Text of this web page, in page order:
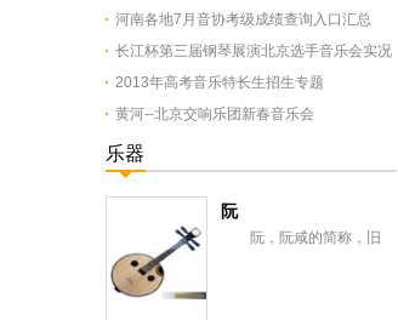
河南各地7月音协考级成绩查询入口汇总
长江杯第三届钢琴展演北京选手音乐会实况
2013年高考音乐特长生招生专题
黄河--北京交响乐团新春音乐会
乐器
阮
阮，阮咸的简称，旧